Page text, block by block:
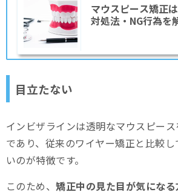
マウスピース矯正
対処法・NG行為を
目立たない
インビザラインは透明なマウスピー
であり、従来のワイヤー矯正と比較
いのが特徴です。
このため、矯正中の見た目が気になる